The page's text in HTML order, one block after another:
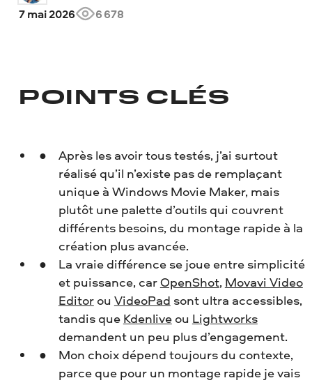
7 mai 2026
6 678
POINTS CLÉS
Après les avoir tous testés, j’ai surtout
réalisé qu’il n’existe pas de remplaçant
unique à Windows Movie Maker, mais
plutôt une palette d’outils qui couvrent
différents besoins, du montage rapide à la
création plus avancée.
La vraie différence se joue entre simplicité
et puissance, carOpenShot, Movavi Video
Editorou VideoPad sont ultra accessibles,
tandis que Kdenliveou Lightworks
demandent un peu plus d’engagement.
Mon choix dépend toujours du contexte,
parce que pour un montage rapide je vais